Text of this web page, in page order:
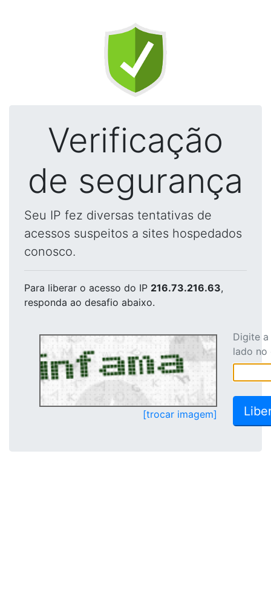
Verificação
de segurança
Seu IP fez diversas tentativas de
acessos suspeitos a sites hospedados
conosco.
Para liberar o acesso do IP 216.73.216.63,
responda ao desafio abaixo.
[trocar imagem]
Digite
lado no